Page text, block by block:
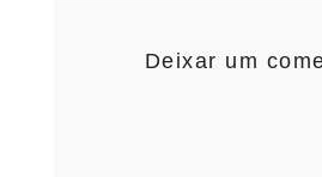
Deixar um